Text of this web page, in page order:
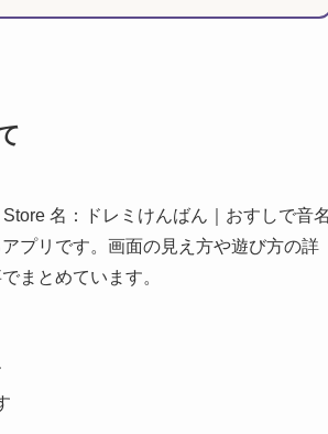
Store 名：ドレミけんばん｜おすしで音
プリです。画面の見え方や遊び方の詳
まとめています。